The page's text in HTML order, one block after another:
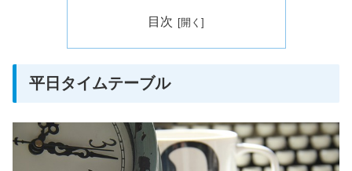
目次
平日タイムテーブル